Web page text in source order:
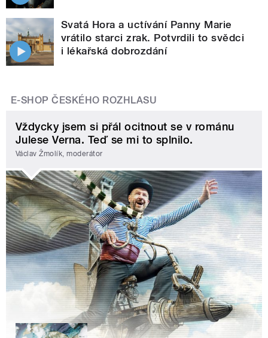
Svatá Hora a uctívání Panny Marie
vrátilo starci zrak. Potvrdili to svědci
i lékařská dobrozdání
E-SHOP ČESKÉHO ROZHLASU
Vždycky jsem si přál ocitnout se v románu
Julese Verna. Teď se mi to splnilo.
Václav Žmolík, moderátor